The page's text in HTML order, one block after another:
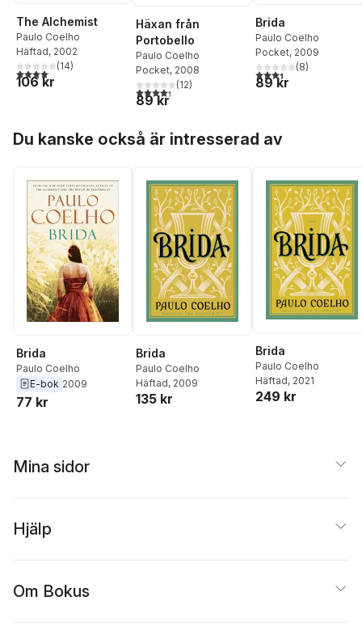
The Alchemist
Paulo Coelho
Häftad, 2002
4,1utav 5 stjärnor. Totalt antal röster:
(14)
106 kr
Häxan från
Portobello
Paulo Coelho
Pocket, 2008
4,3utav 5 stjärnor. Totalt antal röster:
(12)
89 kr
Brida
Paulo Coelho
Pocket, 2009
3,4utav 5 stjärnor.
(8)
89 kr
Du kanske också är intresserad av
Brida
Paulo Coelho
E-bok 2009
77 kr
Brida
Paulo Coelho
Häftad, 2009
135 kr
Brida
Paulo Coelho
Häftad, 2021
249 kr
Mina sidor
Hjälp
Om Bokus